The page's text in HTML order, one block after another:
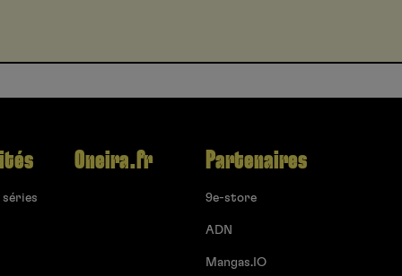
séries
Oneira.fr Partenaires
9e-store
ADN
Mangas.IO